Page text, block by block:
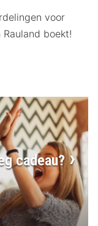
voor
boekt!
cadeau?